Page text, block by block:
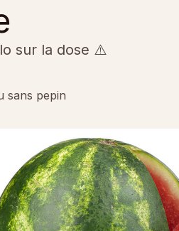
sur la dose ⚠️
sans pepin